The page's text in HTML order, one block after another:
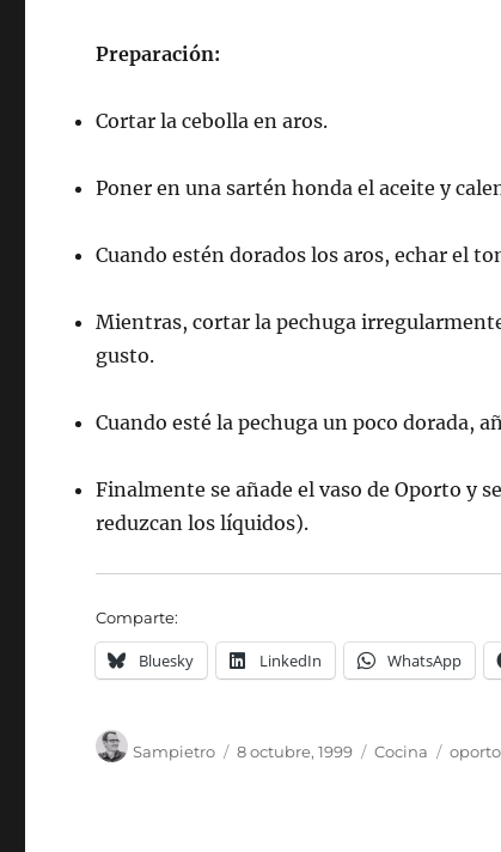
Preparación:
Cortar la cebolla en aros.
Poner en una sartén honda el aceite y
Cuando estén dorados los aros, echar el
Mientras, cortar la pechuga
gusto.
Cuando esté la pechuga un poco dorada,
Finalmente se añade el vaso de Oporto y
reduzcan los líquidos).
Comparte:
Bluesky LinkedIn WhatsApp
Sampietro 8 octubre, 1999
Categorías
Cocina oporto